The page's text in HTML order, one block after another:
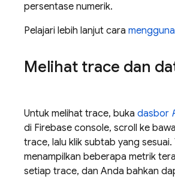
persentase numerik.
Pelajari lebih lanjut cara
Melihat trace dan
Untuk melihat trace, buka dasbor
di Firebase console, scroll ke
trace, lalu klik subtab yang sesuai.
menampilkan beberapa metrik
setiap trace, dan Anda bahkan